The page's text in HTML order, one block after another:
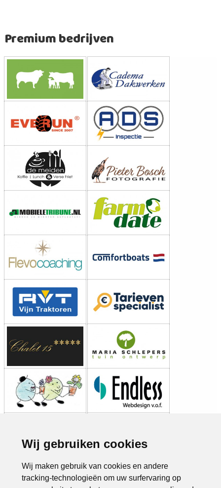
Wij gebruiken cookies
Wij maken gebruik van cookies en andere
tracking-technologieën om uw surfervaring op
Premium bedrijven